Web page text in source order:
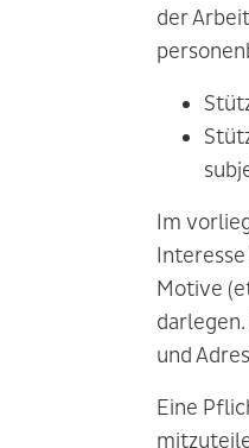
der
Im
Motive
und
Eine